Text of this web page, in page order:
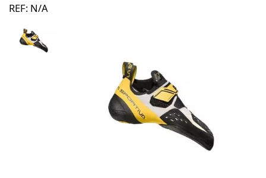
REF: N/A